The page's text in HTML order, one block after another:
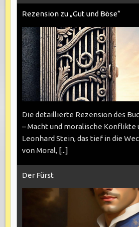
Rezension zu „Gut und Böse“
Die detaillierte Rezension des
– Macht und moralische Konflikte
Leonhard Stein, das tief in die
von Moral, [...]
Der Fürst